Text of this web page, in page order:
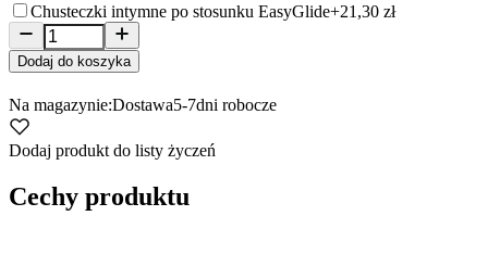
Chusteczki intymne po stosunku EasyGlide+21,30 zł
Dodaj do koszyka
Na magazynie:Dostawa5-7dni robocze
Dodaj produkt do listy życzeń
Cechy produktu